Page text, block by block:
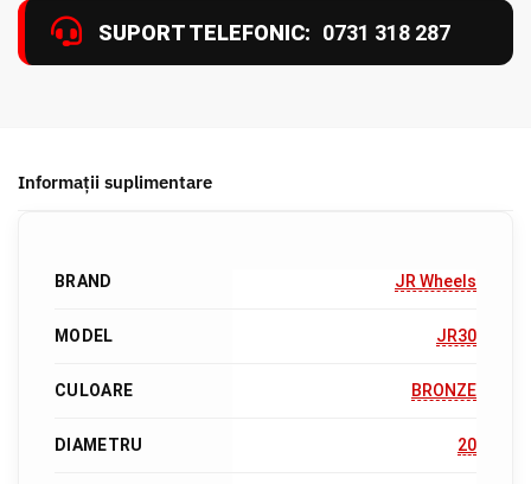
SUPORT TELEFONIC: 0731 318 287
Informații suplimentare
BRAND JR Wheels
MODEL JR30
CULOARE BRONZE
DIAMETRU 20